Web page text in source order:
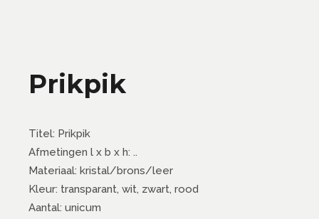
Prikpik
Titel: Prikpik
Afmetingen l x b x h: ..
Materiaal: kristal/brons/leer
Kleur: transparant, wit, zwart, rood
Aantal: unicum